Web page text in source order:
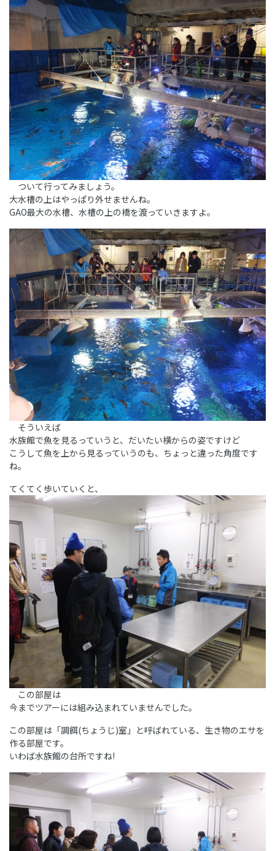
ついて行ってみましょう。
大水槽の上はやっぱり外せませんね。
GAO最大の水槽、水槽の上の橋を渡っていきますよ。
そういえば
水族館で魚を見るっていうと、だいたい横からの姿ですけど
こうして魚を上から見るっていうのも、ちょっと違った角度です
ね。
てくてく歩いていくと、
この部屋は
今までツアーには組み込まれていませんでした。
この部屋は「調餌(ちょうじ)室」と呼ばれている、生き物のエサを
作る部屋です。
いわば水族館の台所ですね!